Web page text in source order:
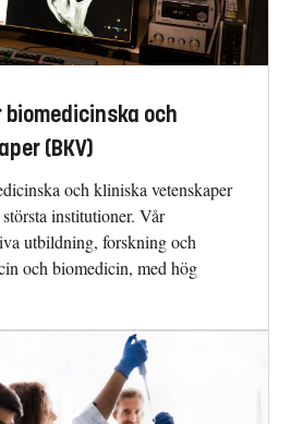
och
(BKV)
och kliniska vetenskaper
institutioner. Vår
utbildning, forskning och
och biomedicin, med hög